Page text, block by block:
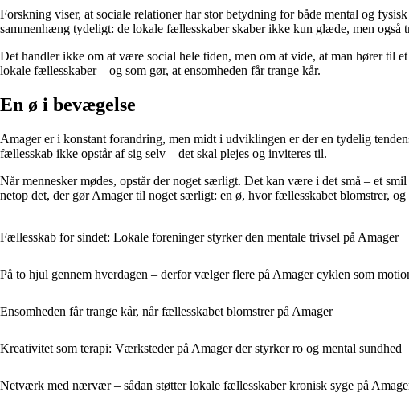
Forskning viser, at sociale relationer har stor betydning for både mental og
sammenhæng tydeligt: de lokale fællesskaber skaber ikke kun glæde, men også
Det handler ikke om at være social hele tiden, men om at vide, at man hører til
lokale fællesskaber – og som gør, at ensomheden får trange kår.
En ø i bevægelse
Amager er i konstant forandring, men midt i udviklingen er der en tydelig
fællesskab ikke opstår af sig selv – det skal plejes og inviteres til.
Når mennesker mødes, opstår der noget særligt. Det kan være i det små – et
netop det, der gør Amager til noget særligt: en ø, hvor fællesskabet blomstrer,
Fællesskab for sindet: Lokale foreninger styrker den mentale trivsel på Amager
På to hjul gennem hverdagen – derfor vælger flere på Amager cyklen som
Ensomheden får trange kår, når fællesskabet blomstrer på Amager
Kreativitet som terapi: Værksteder på Amager der styrker ro og mental sundhed
Netværk med nærvær – sådan støtter lokale fællesskaber kronisk syge på